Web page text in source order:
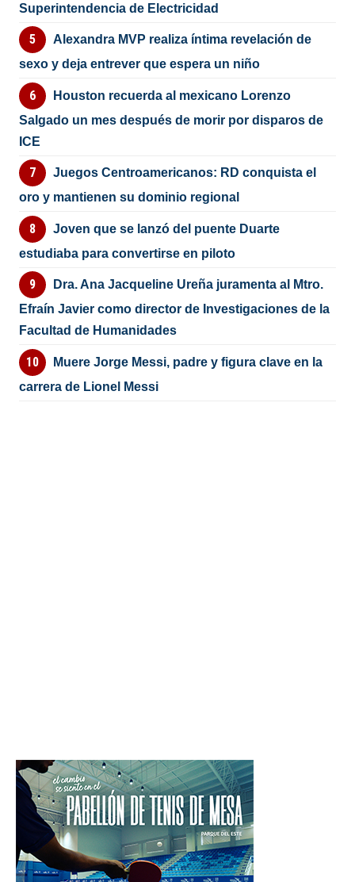
Superintendencia de Electricidad
Alexandra MVP realiza íntima revelación de
sexo y deja entrever que espera un niño
Houston recuerda al mexicano Lorenzo
Salgado un mes después de morir por disparos de
ICE
Juegos Centroamericanos: RD conquista el
oro y mantienen su dominio regional
Joven que se lanzó del puente Duarte
estudiaba para convertirse en piloto
Dra. Ana Jacqueline Ureña juramenta al Mtro.
Efraín Javier como director de Investigaciones de la
Facultad de Humanidades
Muere Jorge Messi, padre y figura clave en la
carrera de Lionel Messi